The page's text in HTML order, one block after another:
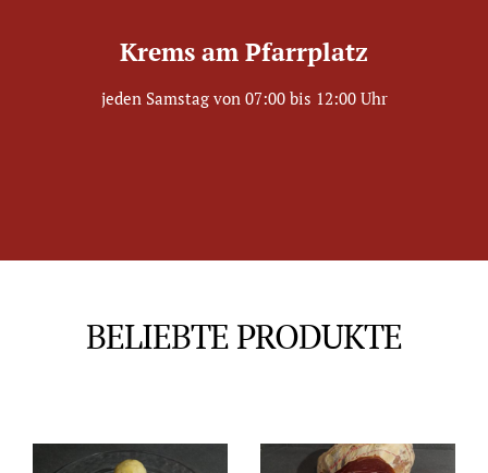
Krems am Pfarrplatz
jeden Samstag von 07:00 bis 12:00 Uhr
BELIEBTE PRODUKTE